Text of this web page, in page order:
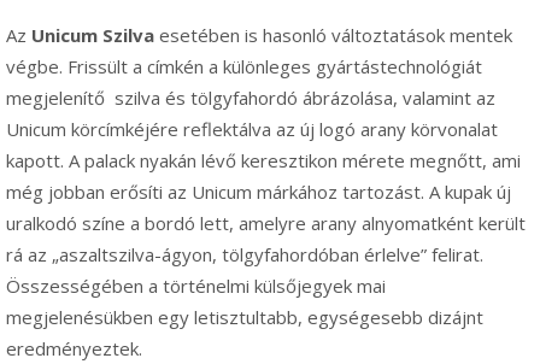
Az Unicum Szilva esetében is hasonló változtatások mentek
végbe. Frissült a címkén a különleges gyártástechnológiát
megjelenítő szilva és tölgyfahordó ábrázolása, valamint az
Unicum körcímkéjére reflektálva az új logó arany körvonalat
kapott. A palack nyakán lévő keresztikon mérete megnőtt, ami
még jobban erősíti az Unicum márkához tartozást. A kupak új
uralkodó színe a bordó lett, amelyre arany alnyomatként került
rá az „aszaltszilva-ágyon, tölgyfahordóban érlelve” felirat.
Összességében a történelmi külsőjegyek mai
megjelenésükben egy letisztultabb, egységesebb dizájnt
eredményeztek.